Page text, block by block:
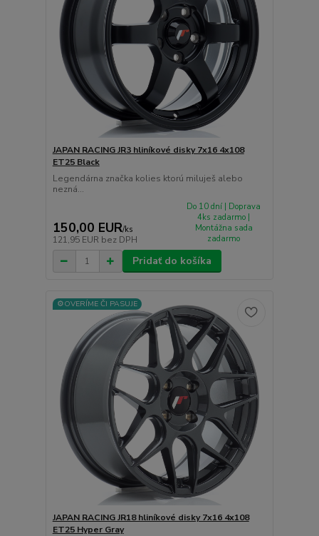
JAPAN RACING JR3 hliníkové disky 7x16 4x108
ET25 Black
Legendárna značka kolies ktorú miluješ alebo
nezná...
150,00 EUR/ks
121,95 EUR bez DPH
Do 10 dní | Doprava
4ks zadarmo |
Montážna sada
zadarmo
Pridať do košíka
⚙️OVERÍME ČI PASUJE
JAPAN RACING JR18 hliníkové disky 7x16 4x108
ET25 Hyper Gray